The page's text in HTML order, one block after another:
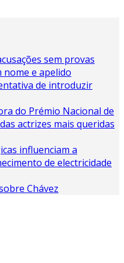
sem provas
e apelido
de introduzir
do Prémio Nacional de
actrizes mais queridas
influenciam a
de electricidade
Chávez